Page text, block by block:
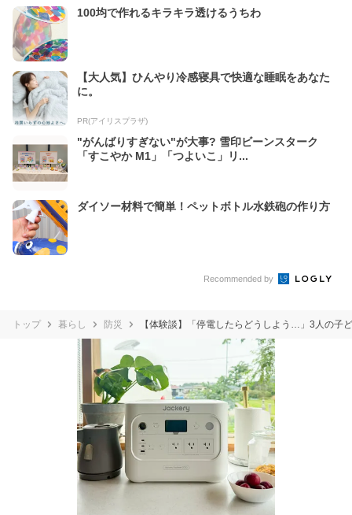
100均で作れるキラキラ透けるうちわ
【大人気】ひんやり冷感寝具で快適な睡眠をあなた
に。
PR(アイリスプラザ)
"がんばりすぎない"が大事? 雪印ビーンスターク
「すこやか M1」「つよいこ」リ...
ダイソー材料で簡単！ペットボトル水鉄砲の作り方
Recommended by
トップ 暮らし 防災 【体験談】「停電したらどうしよう…」3人の子